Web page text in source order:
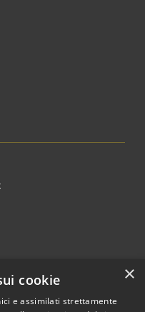
Municipium
×
cookie
e assimilati strettamente